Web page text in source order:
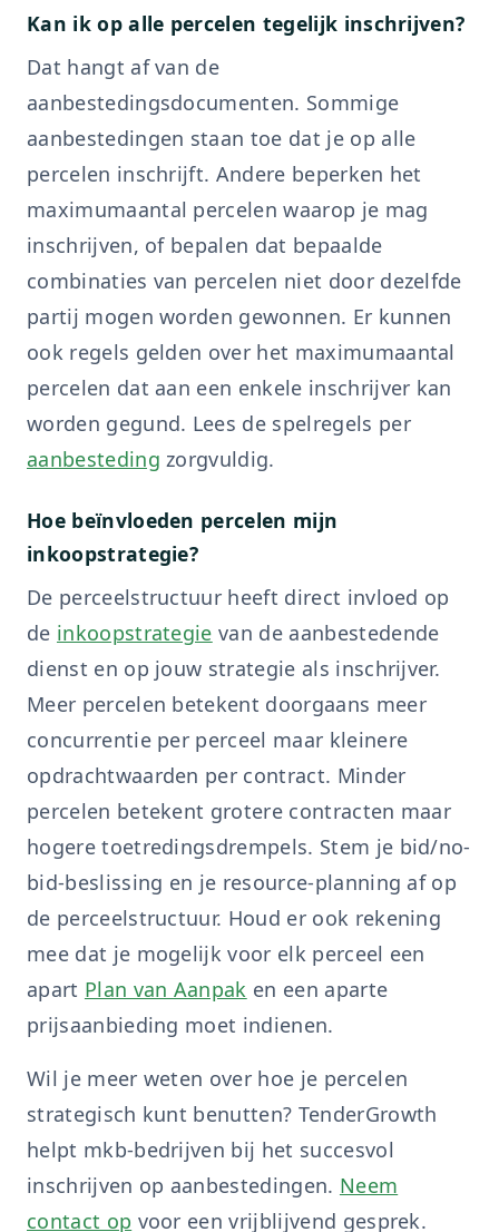
Kan ik op alle percelen tegelijk inschrijven?
Dat hangt af van de
aanbestedingsdocumenten. Sommige
aanbestedingen staan toe dat je op alle
percelen inschrijft. Andere beperken het
maximumaantal percelen waarop je mag
inschrijven, of bepalen dat bepaalde
combinaties van percelen niet door dezelfde
partij mogen worden gewonnen. Er kunnen
ook regels gelden over het maximumaantal
percelen dat aan een enkele inschrijver kan
worden gegund. Lees de spelregels per
aanbesteding zorgvuldig.
Hoe beïnvloeden percelen mijn
inkoopstrategie?
De perceelstructuur heeft direct invloed op
de inkoopstrategie van de aanbestedende
dienst en op jouw strategie als inschrijver.
Meer percelen betekent doorgaans meer
concurrentie per perceel maar kleinere
opdrachtwaarden per contract. Minder
percelen betekent grotere contracten maar
hogere toetredingsdrempels. Stem je bid/no-
bid-beslissing en je resource-planning af op
de perceelstructuur. Houd er ook rekening
mee dat je mogelijk voor elk perceel een
apart Plan van Aanpak en een aparte
prijsaanbieding moet indienen.
Wil je meer weten over hoe je percelen
strategisch kunt benutten? TenderGrowth
helpt mkb-bedrijven bij het succesvol
inschrijven op aanbestedingen. Neem
contact op voor een vrijblijvend gesprek.